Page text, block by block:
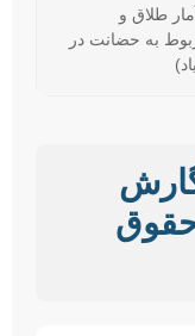
طلاق و
به حضانت در
حقوق